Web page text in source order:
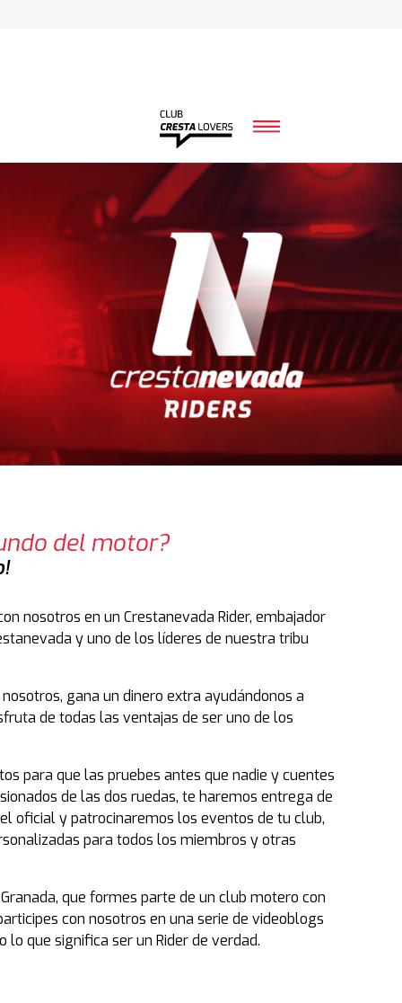
del motor?
nosotros en un Crestanevada Rider, embajador
y uno de los líderes de nuestra tribu
gana un dinero extra ayudándonos a
de todas las ventajas de ser uno de los
para que las pruebes antes que nadie y cuentes
de las dos ruedas, te haremos entrega de
oficial y patrocinaremos los eventos de tu club,
para todos los miembros y otras
que formes parte de un club motero con
con nosotros en una serie de videoblogs
que significa ser un Rider de verdad.